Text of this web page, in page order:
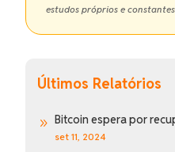
estudos próprios e constantes.
Últimos Relatórios
9 Bitcoin espera por
set 11, 2024